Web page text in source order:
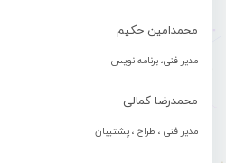
محمدامین حکیم
مدیر فنی، برنامه نویس
محمدرضا کمالی
مدیر فنی ، طراح ، پشتیبان